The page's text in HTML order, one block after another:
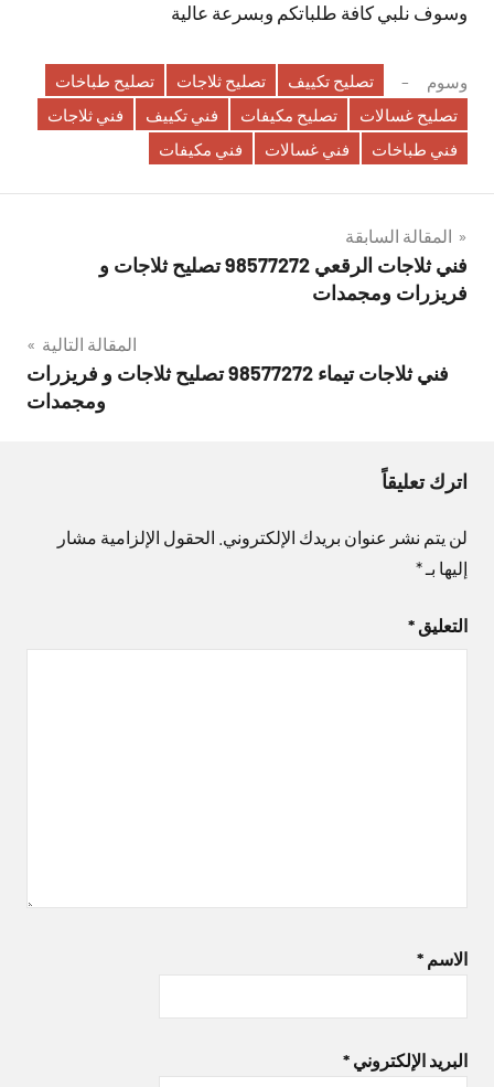
وسوف نلبي كافة طلباتكم وبسرعة عالية
وسوم تصليح تكييف تصليح ثلاجات
تصليح طباخات
تصليح غسالات
تصليح مكيفات فني تكييف
فني ثلاجات
فني طباخات
فني غسالات فني مكيفات
تصفّح
المقالات
المقالة السابقة
فني ثلاجات الرقعي 98577272 تصليح ثلاجات و
فريزرات ومجمدات
المقالة التالية
فني ثلاجات تيماء 98577272 تصليح ثلاجات و فريزرات
ومجمدات
اترك تعليقاً
لن يتم نشر عنوان بريدك الإلكتروني. الحقول الإلزامية مشار
إليها بـ*
التعليق *
الاسم *
البريد الإلكتروني *